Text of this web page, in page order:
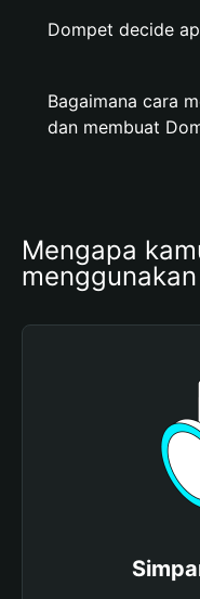
Dompet decide
Bagaimana cara
dan membuat
Mengapa